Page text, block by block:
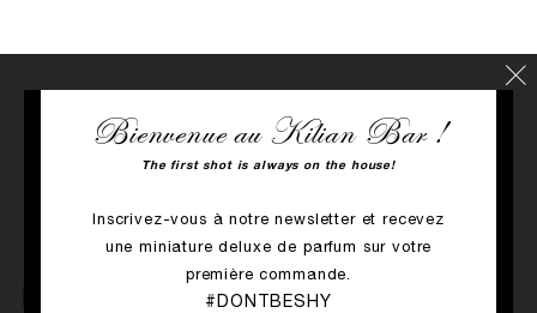
ACHAT RAPIDE
NAMED DAY DELIVERY
ACHAT RAPIDE
SATURDAY AM DELIVERY
Bienvenue au Kilian Bar !
The first shot is always on the house!
Inscrivez-vous à notre newsletter et recevez
une miniature deluxe de parfum sur votre
première commande.
#DONTBESHY